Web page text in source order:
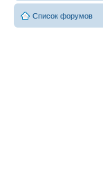
Список форумов